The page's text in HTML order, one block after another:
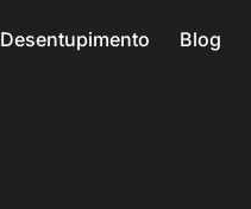
Desentupimento Blog